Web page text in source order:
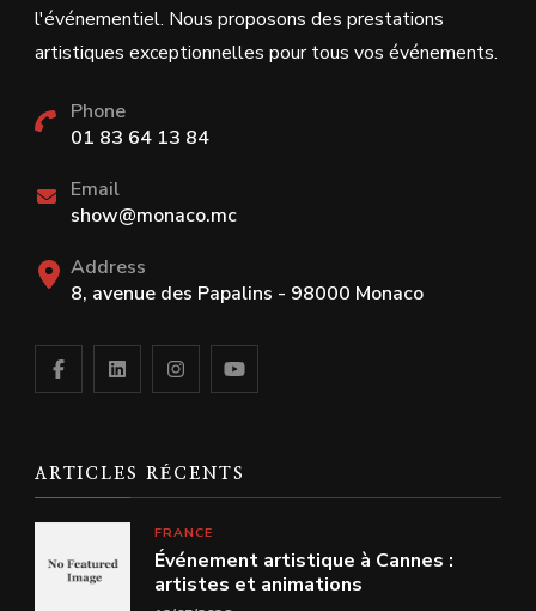
l'événementiel. Nous proposons des prestations
artistiques exceptionnelles pour tous vos événements.
Phone
01 83 64 13 84
Email
show@monaco.mc
Address
8, avenue des Papalins - 98000 Monaco
ARTICLES RÉCENTS
FRANCE
Événement artistique à Cannes :
artistes et animations